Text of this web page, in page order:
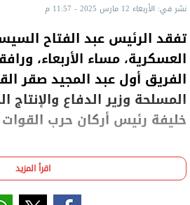
نشر في: الأربعاء 12 مارس 2025 - 11:57 م
تفقد الرئيس عبد الفتاح
العسكرية، مساء الأربعاء،
الفريق أول عبد المجيد صقر
المسلحة وزير الدفاع والإنتاج
خليفة رئيس أركان حرب
ووجه الرئيس السيسي عدة رسائل
اقرأ المزيد